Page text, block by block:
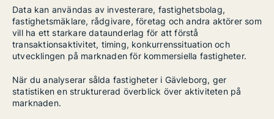
Data kan användas av investerare, fastighetsbolag,
fastighetsmäklare, rådgivare, företag och andra aktörer som
vill ha ett starkare dataunderlag för att förstå
transaktionsaktivitet, timing, konkurrenssituation och
utvecklingen på marknaden för kommersiella fastigheter.
När du analyserar sålda fastigheter i Gävleborg, ger
statistiken en strukturerad överblick över aktiviteten på
marknaden.